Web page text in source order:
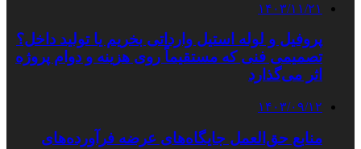
۱۴۰۳/۱۱/۲۱
پروفیل و لوله استیل وارداتی بخریم یا تولید داخل؟
تصمیمی فنی که مستقیماً روی هزینه و دوام پروژه
اثر می‌گذارد
۱۴۰۳/۰۹/۱۲
منابع حق‌العمل جایگاه‌های عرضه فرآورده‌های